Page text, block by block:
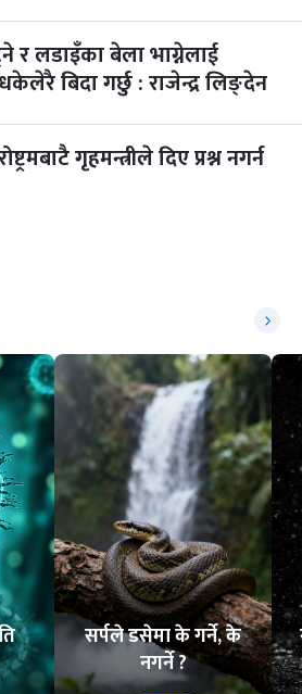
लडाइँका बेला भाग्नेलाई
धकेलेरै बिदा गर्छु : राजेन्द्र लिङ्देन
गृहमन्त्रीले दिए प्रश्न नगर्न
सर्पले डसेमा के गर्ने, के
नगर्ने ?